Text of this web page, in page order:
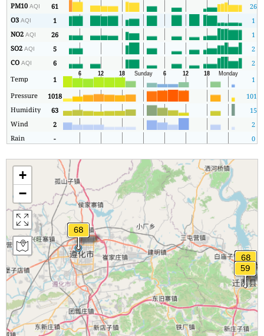
PM10AQI 61
26
O3AQI 1
1
NO2AQI 26
1
SO2AQI 5
2
COAQI 6
2
Temp
1
1
Pressure
1018 1017
Humidity
63
15
Wind
2
2
Rain
- 0
+
−